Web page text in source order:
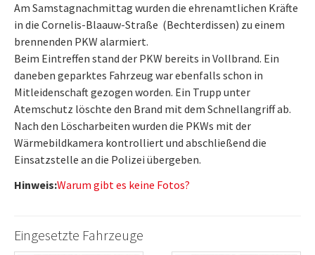
Am Samstagnachmittag wurden die ehrenamtlichen Kräfte
in die Cornelis-Blaauw-Straße (Bechterdissen) zu einem
brennenden PKW alarmiert.
Beim Eintreffen stand der PKW bereits in Vollbrand. Ein
daneben geparktes Fahrzeug war ebenfalls schon in
Mitleidenschaft gezogen worden. Ein Trupp unter
Atemschutz löschte den Brand mit dem Schnellangriff ab.
Nach den Löscharbeiten wurden die PKWs mit der
Wärmebildkamera kontrolliert und abschließend die
Einsatzstelle an die Polizei übergeben.
Hinweis:Warum gibt es keine Fotos?
Eingesetzte Fahrzeuge